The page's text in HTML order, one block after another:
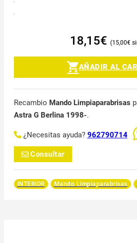
18,15€ 15,00€
AÑADIR AL
Recambio Mando Limpiaparabrisas
Astra G Berlina 1998-.
¿Necesitas ayuda? 962790714
Consultar
INTERIOR Mando Limpiaparabrisas